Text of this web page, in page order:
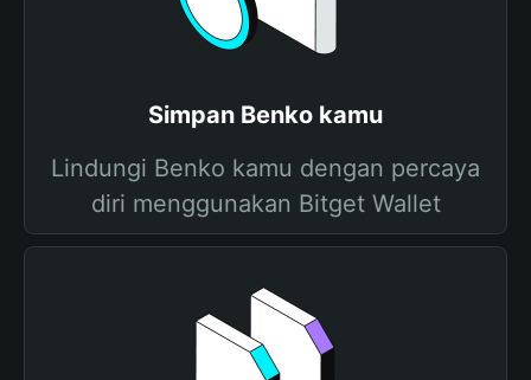
Simpan Benko kamu
Lindungi Benko kamu dengan percaya
diri menggunakan Bitget Wallet